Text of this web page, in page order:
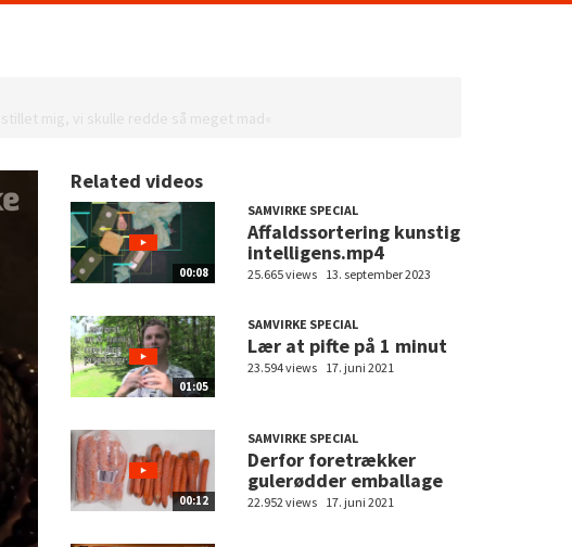
mig, vi skulle redde så meget mad«
Related videos
00:08
SAMVIRKE SPECIAL
Affaldssortering kunstig
intelligens.mp4
25.665 views 13. september 2023
01:05
SAMVIRKE SPECIAL
Lær at pifte på 1 minut
23.594 views 17. juni 2021
00:12
SAMVIRKE SPECIAL
Derfor foretrækker
gulerødder emballage
22.952 views 17. juni 2021